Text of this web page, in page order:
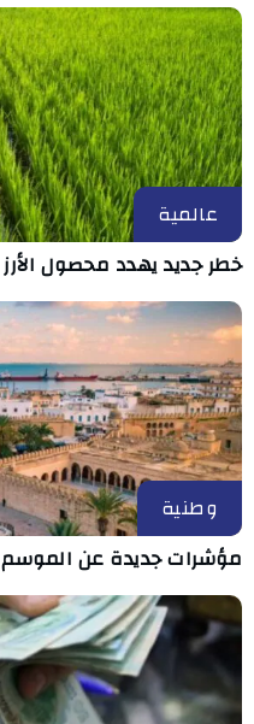
عالمية
خطر جديد يهدد محصول الأرز
وطنية
مؤشرات جديدة عن